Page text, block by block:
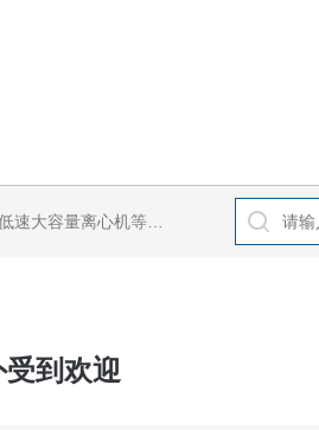
容量离心机等产品
到欢迎